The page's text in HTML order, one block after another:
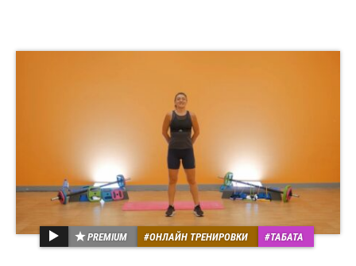
PREMIUM ОНЛАЙН ТРЕНИРОВКИ ТАБАТА